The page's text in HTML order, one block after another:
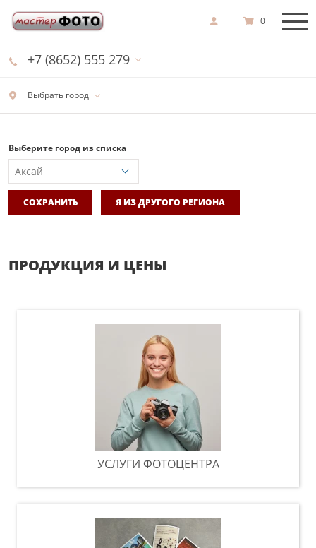
Выбрать город
+7 (8652) 555 279
0
Выберите город из списка
СОХРАНИТЬ Я ИЗ ДРУГОГО РЕГИОНА
ПРОДУКЦИЯ И ЦЕНЫ
УСЛУГИ ФОТОЦЕНТРА